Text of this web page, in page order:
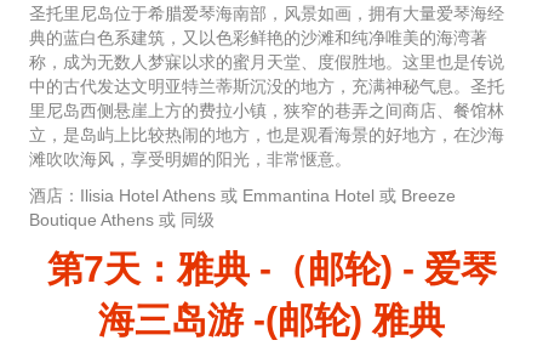
圣托里尼岛位于希腊爱琴海南部，风景如画，拥有大量爱琴海经
典的蓝白色系建筑，又以色彩鲜艳的沙滩和纯净唯美的海湾著
称，成为无数人梦寐以求的蜜月天堂、度假胜地。这里也是传说
中的古代发达文明亚特兰蒂斯沉没的地方，充满神秘气息。圣托
里尼岛西侧悬崖上方的费拉小镇，狭窄的巷弄之间商店、餐馆林
立，是岛屿上比较热闹的地方，也是观看海景的好地方，在沙海
滩吹吹海风，享受明媚的阳光，非常惬意。
酒店：Ilisia Hotel Athens 或 Emmantina Hotel 或 Breeze
Boutique Athens 或 同级
第7天：雅典 -（邮轮) - 爱琴
海三岛游 -(邮轮) 雅典